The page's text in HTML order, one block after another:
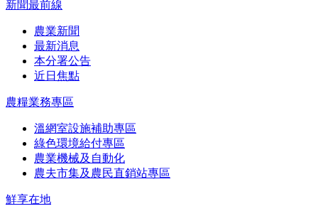
新聞最前線
農業新聞
最新消息
本分署公告
近日焦點
農糧業務專區
溫網室設施補助專區
綠色環境給付專區
農業機械及自動化
農夫市集及農民直銷站專區
鮮享在地